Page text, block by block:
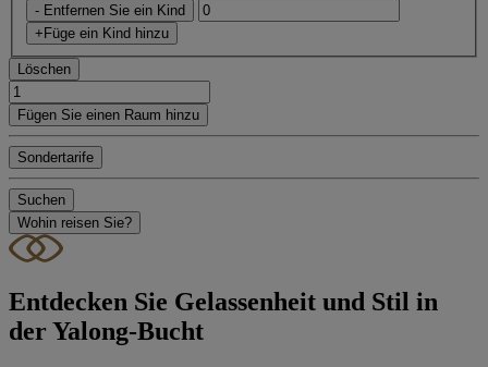
- Entfernen Sie ein Kind
+Füge ein Kind hinzu
Löschen
Fügen Sie einen Raum hinzu
Sondertarife
Suchen
Wohin reisen Sie?
Entdecken Sie Gelassenheit und Stil in
der Yalong-Bucht